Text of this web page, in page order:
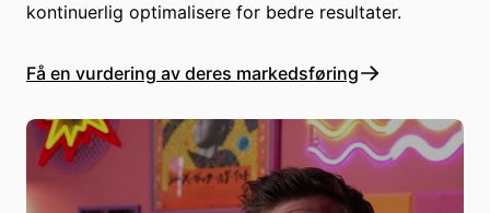
kontinuerlig optimalisere for bedre resultater.
Få en vurdering av deres markedsføring